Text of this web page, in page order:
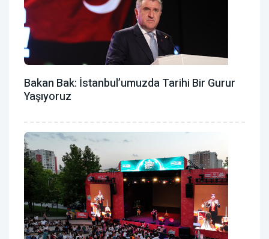
Bakan Bak: İstanbul’umuzda Tarihi Bir Gurur
Yaşıyoruz